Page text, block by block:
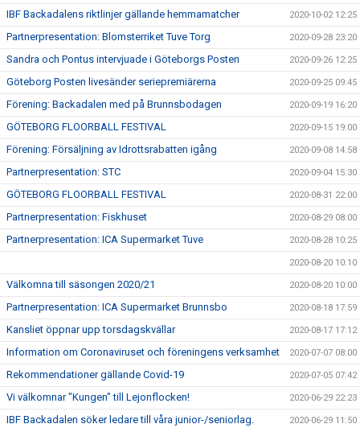
IBF Backadalens riktlinjer gällande hemmamatcher 2020-10-02 12:25
Partnerpresentation: Blomsterriket Tuve Torg 2020-09-28 23:20
Sandra och Pontus intervjuade i Göteborgs Posten 2020-09-26 12:25
Göteborg Posten livesänder seriepremiärerna 2020-09-25 09:45
Förening: Backadalen med på Brunnsbodagen 2020-09-19 16:20
GÖTEBORG FLOORBALL FESTIVAL 2020-09-15 19:00
Förening: Försäljning av Idrottsrabatten igång 2020-09-08 14:58
Partnerpresentation: STC 2020-09-04 15:30
GÖTEBORG FLOORBALL FESTIVAL 2020-08-31 22:00
Partnerpresentation: Fiskhuset 2020-08-29 08:00
Partnerpresentation: ICA Supermarket Tuve 2020-08-28 10:25
2020-08-20 10:10
Välkomna till säsongen 2020/21 2020-08-20 10:00
Partnerpresentation: ICA Supermarket Brunnsbo 2020-08-18 17:59
Kansliet öppnar upp torsdagskvällar 2020-08-17 17:12
Information om Coronaviruset och föreningens verksamhet 2020-07-07 08:00
Rekommendationer gällande Covid-19 2020-07-05 07:42
Vi välkomnar "Kungen" till Lejonflocken! 2020-06-29 22:23
IBF Backadalen söker ledare till våra junior-/seniorlag. 2020-06-29 11:50